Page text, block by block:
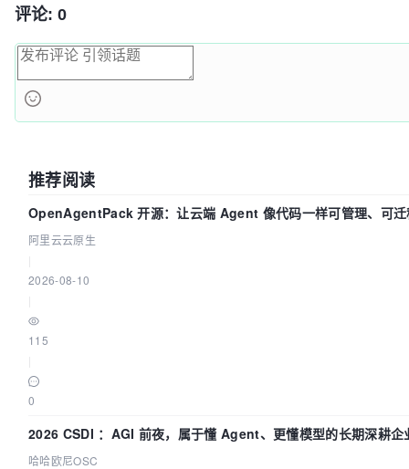
评论: 0
推荐阅读
OpenAgentPack 开源：让云端 Agent 像代码一样可管理、可迁
阿里云云原生
2026-08-10
115
0
2026 CSDI ：AGI 前夜，属于懂 Agent、更懂模型的长期深耕企
哈哈欧尼OSC